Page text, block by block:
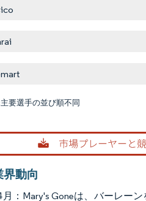
要選手の並び順不同
動向
月：Mary's Goneは、バーレー